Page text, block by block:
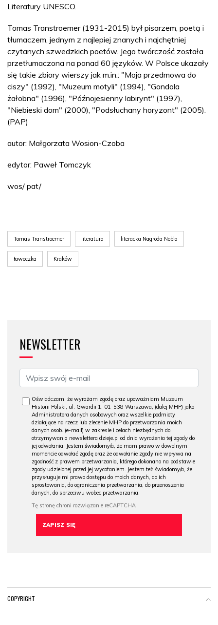
Literatury UNESCO.
Tomas Transtroemer (1931-2015) był pisarzem, poetą i
tłumaczem, jednym z najlepiej znanych i najchętniej
czytanych szwedzkich poetów. Jego twórczość została
przetłumaczona na ponad 60 języków. W Polsce ukazały
się takie zbiory wierszy jak m.in.: "Moja przedmowa do
ciszy" (1992), "Muzeum motyli" (1994), "Gondola
żałobna" (1996), "Późnojesienny labirynt" (1997),
"Niebieski dom" (2000), "Podsłuchany horyzont" (2005).
(PAP)
autor: Małgorzata Wosion-Czoba
edytor: Paweł Tomczyk
wos/ pat/
Tomas Transtroemer literatura literacka Nagroda Nobla
ławeczka Kraków
NEWSLETTER
Oświadczam, że wyrażam zgodę oraz upoważniam Muzeum
Historii Polski, ul. Gwardii 1, 01-538 Warszawa, (dalej MHP) jako
Administratora danych osobowych oraz wszelkie podmioty
działające na rzecz lub zlecenie MHP do przetwarzania moich
danych osob. (e-mail) w zakresie i celach niezbędnych do
otrzymywania newslettera dzieje.pl od dnia wyrażenia tej zgody do
jej odwołania. Jestem świadomy/a, że mam prawo w dowolnym
momencie odwołać zgodę oraz że odwołanie zgody nie wpływa na
zgodność z prawem przetwarzania, którego dokonano na podstawie
zgody udzielonej przed jej wycofaniem. Jestem też świadomy/a, że
przysługuje mi prawo dostępu do moich danych, do ich
sprostowania, do ograniczenia przetwarzania, do przenoszenia
danych, do sprzeciwu wobec przetwarzania.
COPYRIGHT